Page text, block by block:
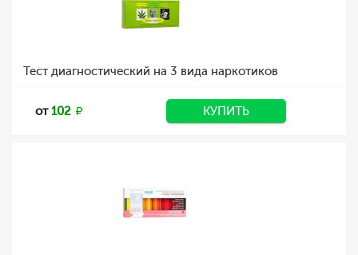
Тест диагностический на 3 вида наркотиков
от102 КУПИТЬ